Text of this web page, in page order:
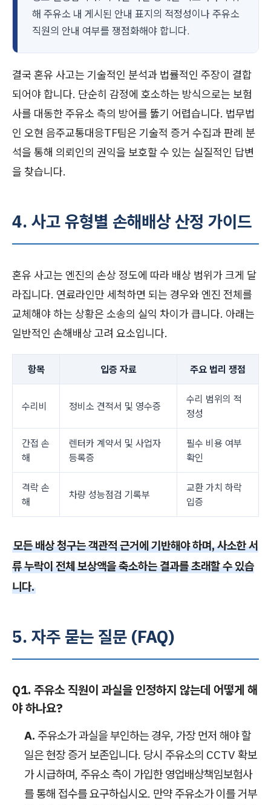
해 주유소 내 게시된 안내 표지의 적정성이나 주유소
직원의 안내 여부를 쟁점화해야 합니다.
결국 혼유 사고는 기술적인 분석과 법률적인 주장이 결합
되어야 합니다. 단순히 감정에 호소하는 방식으로는 보험
사를 대동한 주유소 측의 방어를 뚫기 어렵습니다. 법무법
인 오현 음주교통대응TF팀은 기술적 증거 수집과 판례 분
석을 통해 의뢰인의 권익을 보호할 수 있는 실질적인 답변
을 찾습니다.
4. 사고 유형별 손해배상 산정 가이드
혼유 사고는 엔진의 손상 정도에 따라 배상 범위가 크게 달
라집니다. 연료라인만 세척하면 되는 경우와 엔진 전체를
교체해야 하는 상황은 소송의 실익 차이가 큽니다. 아래는
일반적인 손해배상 고려 요소입니다.
항목 입증 자료 주요 법리 쟁점
수리비 정비소 견적서 및 영수증
수리 범위의 적
정성
간접 손
해
렌터카 계약서 및 사업자
등록증
필수 비용 여부
확인
격락 손
해
차량 성능점검 기록부
교환 가치 하락
입증
모든 배상 청구는 객관적 근거에 기반해야 하며, 사소한 서
류 누락이 전체 보상액을 축소하는 결과를 초래할 수 있습
니다.
5. 자주 묻는 질문 (FAQ)
Q1. 주유소 직원이 과실을 인정하지 않는데 어떻게 해
야 하나요?
A. 주유소가 과실을 부인하는 경우, 가장 먼저 해야 할
일은 현장 증거 보존입니다. 당시 주유소의 CCTV 확보
가 시급하며, 주유소 측이 가입한 영업배상책임보험사
를 통해 접수를 요구하십시오. 만약 주유소가 이를 거부